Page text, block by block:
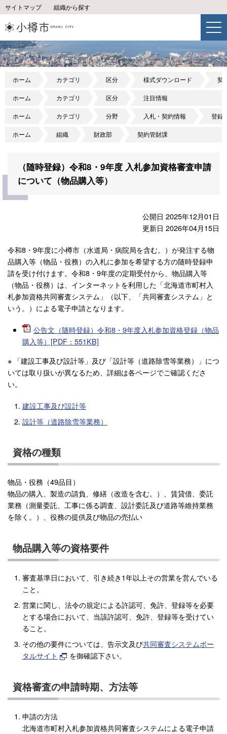
サイトマップ 組織から探す
ホーム カテゴリ 区分 様式ダウンロード 契
ホーム カテゴリ 区分 注目情報
ホーム カテゴリ 分野 入札・契約情報 登録
ホーム 組織 財政部 契約管財課
（随時登録）令和8・9年度 入札参加資格審査申請
について（物品購入等）
公開日 2025年12月01日
更新日 2026年04月15日
令和8・9年度に小樽市（水道局・病院局を含む。）が発注する物
品購入等（物品・役務）の入札に参加を希望する方の随時登録申
請を受け付けます。令和8・9年度の定期受付から、物品購入等
（物品・役務）は、インターネットを利用した「北海道市町村入
札参加資格共同審査システム」（以下、「共同審査システム」と
いう。）による電子申請となります。
公告文（随時登録）令和8・9年度入札参加資格登録（物品
購入等）[PDF：551KB]
※ 「建設工事及び設計等」及び「設計等（道路除雪等業務）」につ
いては取り扱いが異なるため、詳細は各ページでご確認くださ
い。
建設工事及び設計等
設計等（道路除雪等業務）
資格の種類
物品・役務（49品目）
物品の購入、製造の請負、修繕（改造を含む。）、賃貸借、委託
業務（測量委託、工事に係る調査、設計委託及び道路等維持業務
を除く。）、役務の提供及び物品の売払い
物品購入等の資格要件
審査基準日において、引き続き1年以上その営業を営んでいる
こと。
営業に関し、法令の規定による許認可、免許、登録等を必要
とする場合において、当該許認可、免許、登録等を受けてい
ること。
その他の要件については、告示文及び共同審査システムポー
タルサイト
を御確認下さい。
資格審査の申請時期、方法等
申請の方法
北海道市町村入札参加資格共同審査システムによる電子申請